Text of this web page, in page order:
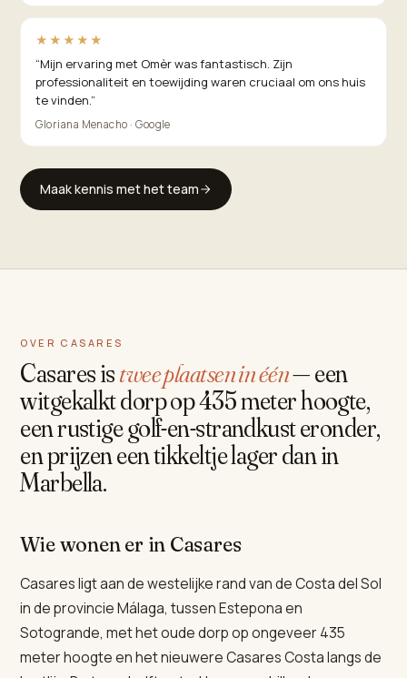
★★★★★
“Mijn ervaring met Omèr was fantastisch. Zijn
professionaliteit en toewijding waren cruciaal om ons huis
te vinden.”
Gloriana Menacho · Google
Maak kennis met het team
OVER CASARES
Casares istwee plaatsen in één— een
witgekalkt dorp op 435 meter hoogte,
een rustige golf-en-strandkust eronder,
en prijzen een tikkeltje lager dan in
Marbella.
Wie wonen er in Casares
Casares ligt aan de westelijke rand van de Costa del Sol
in de provincie Málaga, tussen Estepona en
Sotogrande, met het oude dorp op ongeveer 435
meter hoogte en het nieuwere Casares Costa langs de